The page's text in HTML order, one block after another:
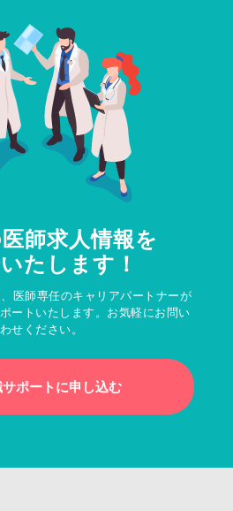
師求人情報を
たします！
医師専任のキャリアパートナーが
ートいたします。お気軽にお問い
せください。
ポートに申し込む